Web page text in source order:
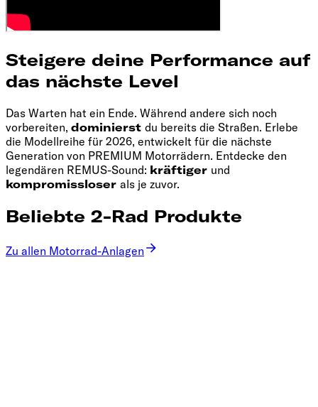
Steigere deine Performance auf
das nächste Level
Das Warten hat ein Ende. Während andere sich noch
vorbereiten, dominierst du bereits die Straßen. Erlebe
die Modellreihe für 2026, entwickelt für die nächste
Generation von PREMIUM Motorrädern. Entdecke den
legendären REMUS-Sound: kräftiger und
kompromissloser als je zuvor.
Beliebte 2-Rad Produkte
Zu allen Motorrad-Anlagen